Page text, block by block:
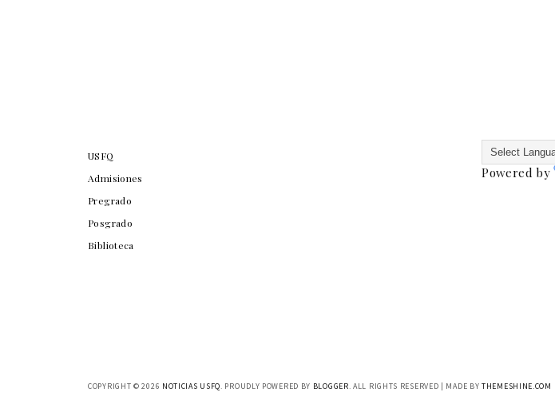
USFQ
Admisiones
Pregrado
Posgrado
Biblioteca
Powered by
COPYRIGHT ©2026 NOTICIAS USFQ. PROUDLY POWERED BY BLOGGER. ALL RIGHTS RESERVED | MADE BYTHEMESHINE.COM